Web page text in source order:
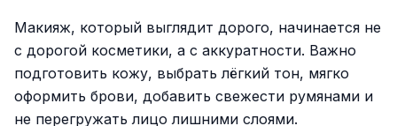
Макияж, который выглядит дорого, начинается не
с дорогой косметики, а с аккуратности. Важно
подготовить кожу, выбрать лёгкий тон, мягко
оформить брови, добавить свежести румянами и
не перегружать лицо лишними слоями.